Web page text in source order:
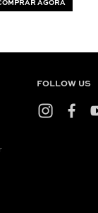
AGORA
FOLLOW US